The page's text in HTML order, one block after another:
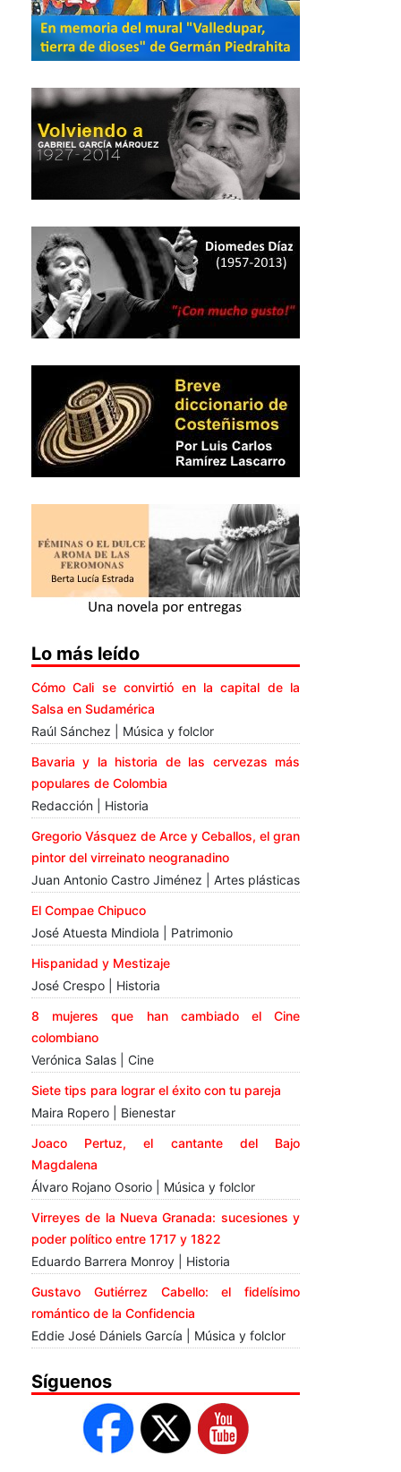
Lo más leído
Cómo Cali se convirtió en la capital de la
Salsa en Sudamérica
Raúl Sánchez | Música y folclor
Bavaria y la historia de las cervezas más
populares de Colombia
Redacción | Historia
Gregorio Vásquez de Arce y Ceballos, el gran
pintor del virreinato neogranadino
Juan Antonio Castro Jiménez | Artes plásticas
El Compae Chipuco
José Atuesta Mindiola | Patrimonio
Hispanidad y Mestizaje
José Crespo | Historia
8 mujeres que han cambiado el Cine
colombiano
Verónica Salas | Cine
Siete tips para lograr el éxito con tu pareja
Maira Ropero | Bienestar
Joaco Pertuz, el cantante del Bajo
Magdalena
Álvaro Rojano Osorio | Música y folclor
Virreyes de la Nueva Granada: sucesiones y
poder político entre 1717 y 1822
Eduardo Barrera Monroy | Historia
Gustavo Gutiérrez Cabello: el fidelísimo
romántico de la Confidencia
Eddie José Dániels García | Música y folclor
Síguenos